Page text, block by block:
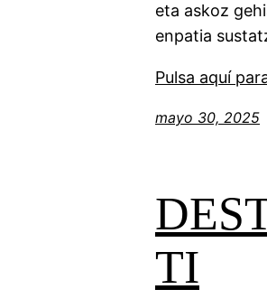
eta askoz
enpatia
Pulsa aquí
mayo 30, 2025
TI